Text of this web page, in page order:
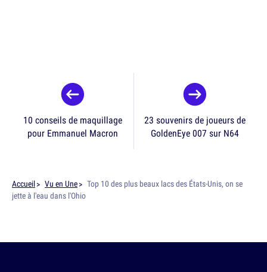
10 conseils de maquillage
pour Emmanuel Macron
23 souvenirs de joueurs de
GoldenEye 007 sur N64
Accueil Vu en Une
Top 10 des plus beaux lacs des États-Unis, on se
jette à l'eau dans l'Ohio